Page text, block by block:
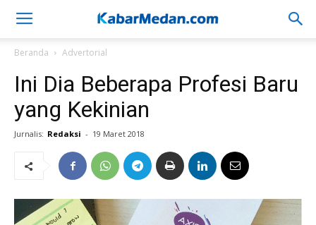
Beranda Advertorial
Ini Dia Beberapa Profesi Baru
yang Kekinian
Jurnalis: Redaksi - 19 Maret 2018